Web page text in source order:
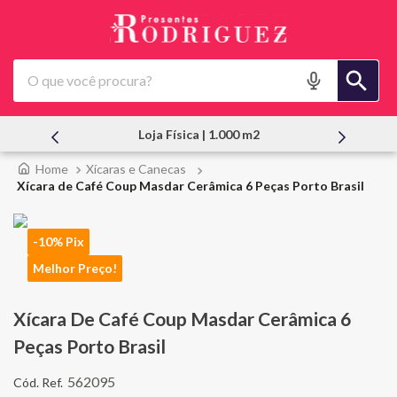
O que você procura?
Física | 1.000 m2 Atendimento
Xícaras e Canecas
Xícara de Café Coup Masdar Cerâmica 6 Peças Porto Brasil
-10% Pix
Melhor Preço!
Xícara De Café Coup Masdar Cerâmica 6
Peças Porto Brasil
562095